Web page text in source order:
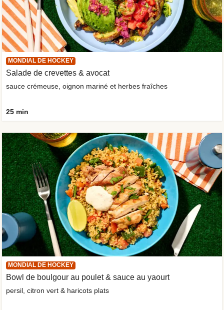
MONDIAL DE HOCKEY
Salade de crevettes & avocat
sauce crémeuse, oignon mariné et herbes fraîches
25 min
MONDIAL DE HOCKEY
Bowl de boulgour au poulet & sauce au yaourt
persil, citron vert & haricots plats